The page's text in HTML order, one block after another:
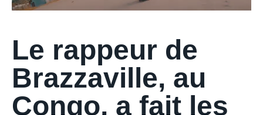
Le rappeur de
Brazzaville, au
Congo, a fait les